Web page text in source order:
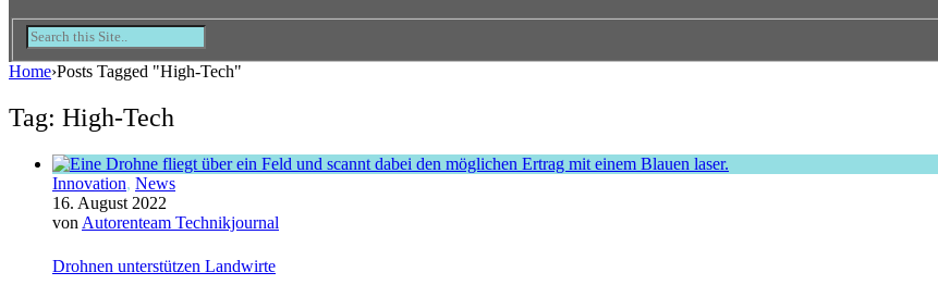
Home›Posts Tagged "High-Tech"
Tag: High-Tech
Innovation, News
16. August 2022
von Autorenteam Technikjournal
Drohnen unterstützen Landwirte